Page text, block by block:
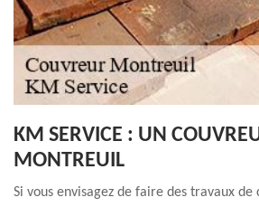
KM SERVICE : UN
MONTREUIL
Si vous envisagez de faire des travaux de